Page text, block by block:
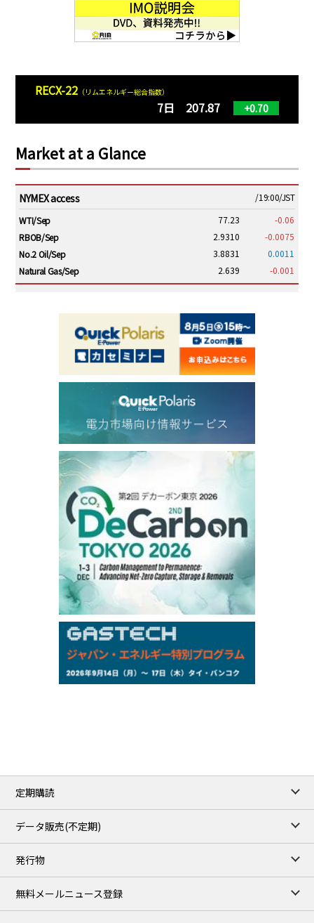
RECX-22 （リムエネルギー総合指数）
7日 207.87 +0.70
Market at a Glance
NYMEX access
/19:00/JST
WTI/Sep
77.23
-0.06
RBOB/Sep
2.9310
-0.0075
No.2 Oil/Sep
3.8831
0.0011
Natural Gas/Sep
2.639 -0.001
1,191.25
Dubai Swap
Gasoline/Sep
99,000
Kerosene/Sep
106,000
Gasoil/Sep
ME Crude/Aug
77,870
Gasoline/Sep
97,000
Kerosene/Sep
105,000
Exchange Rate
159.64
NYMEX close
77.29
Brent/Oct
82.49
3.04
Gasoil/Aug
2.50
TTF/Sep
55.769 3.365
Gasoline/Sep
0
Kerosene/Sep
106,000
0
Gasoil/Sep
500
ME Crude/Aug
77,870 1,370
定期購読
データ販売(不定期)
発行物
無料メールニュース登録